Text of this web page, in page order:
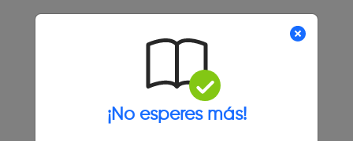
¡No esperes más!